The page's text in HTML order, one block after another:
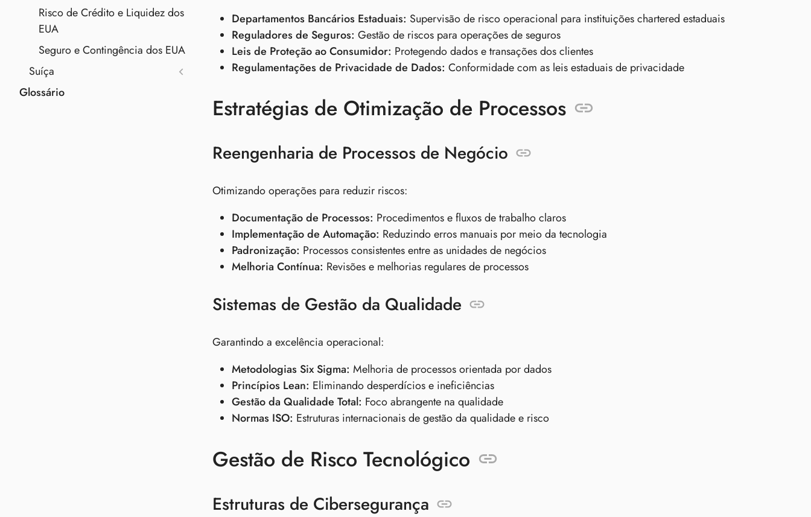
Risco de Crédito e Liquidez dos
EUA
Seguro e Contingência dos EUA
Suíça
Glossário
Departamentos Bancários Estaduais: Supervisão de risco operacional para instituições chartered estaduais
Reguladores de Seguros: Gestão de riscos para operações de seguros
Leis de Proteção ao Consumidor: Protegendo dados e transações dos clientes
Regulamentações de Privacidade de Dados: Conformidade com as leis estaduais de privacidade
Estratégias de Otimização de Processos
Reengenharia de Processos de Negócio
Otimizando operações para reduzir riscos:
Documentação de Processos: Procedimentos e fluxos de trabalho claros
Implementação de Automação: Reduzindo erros manuais por meio da tecnologia
Padronização: Processos consistentes entre as unidades de negócios
Melhoria Contínua: Revisões e melhorias regulares de processos
Sistemas de Gestão da Qualidade
Garantindo a excelência operacional:
Metodologias Six Sigma: Melhoria de processos orientada por dados
Princípios Lean: Eliminando desperdícios e ineficiências
Gestão da Qualidade Total: Foco abrangente na qualidade
Normas ISO: Estruturas internacionais de gestão da qualidade e risco
Gestão de Risco Tecnológico
Estruturas de Cibersegurança